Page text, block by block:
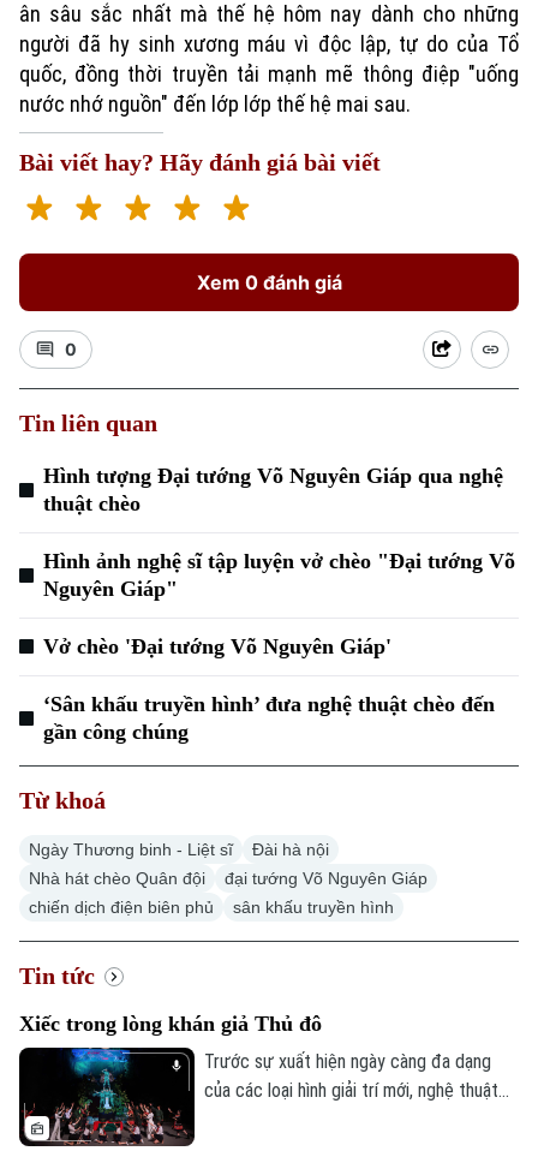
Chuyên mục
Hà Nội
An ninh trật tự
Công nghệ
Hà Nội
Nhịp sống Hà Nội
Người Hà Nội
Khoảnh khắc Hà Nội
Ẩm thực
Thế giới
Tin tức
Hồ sơ
Người Việt 4 phương
Kinh tế
Cafe sáng
Tài chính Ngân hàng
Doanh nghiệp
Nhà đất
Căn hộ
Tàu
Xe máy
Thị trường
Đánh giá
Giáo dục
Tuyển sinh
Hướng nghiệp
Văn hóa
Làng nghề
Y tế
Dinh dưỡng
Thể thao
Quần vợt
Giải trí
Tin tức
Điện ảnh
Đã phát sóng
ân sâu sắc nhất mà thế hệ hôm nay dành cho những
người đã hy sinh xương máu vì độc lập, tự do của Tổ
quốc, đồng thời truyền tải mạnh mẽ thông điệp "uống
nước nhớ nguồn" đến lớp lớp thế hệ mai sau.
Bài viết hay? Hãy đánh giá bài viết
Xem 0 đánh giá
0
Tin liên quan
Hình tượng Đại tướng Võ Nguyên Giáp qua nghệ
thuật chèo
Hình ảnh nghệ sĩ tập luyện vở chèo "Đại tướng Võ
Nguyên Giáp"
Vở chèo 'Đại tướng Võ Nguyên Giáp'
‘Sân khấu truyền hình’ đưa nghệ thuật chèo đến
gần công chúng
Từ khoá
Ngày Thương binh - Liệt sĩ
Đài hà nội
Nhà hát chèo Quân đội
đại tướng Võ Nguyên Giáp
chiến dịch điện biên phủ
sân khấu truyền hình
Tin tức
Xiếc trong lòng khán giả Thủ đô
Trước sự xuất hiện ngày càng đa dạng
của các loại hình giải trí mới, nghệ thuật